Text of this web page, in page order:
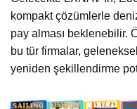
kompakt çözümlerle
pay alması beklenebilir.
bu tür firmalar,
yeniden şekillendirme